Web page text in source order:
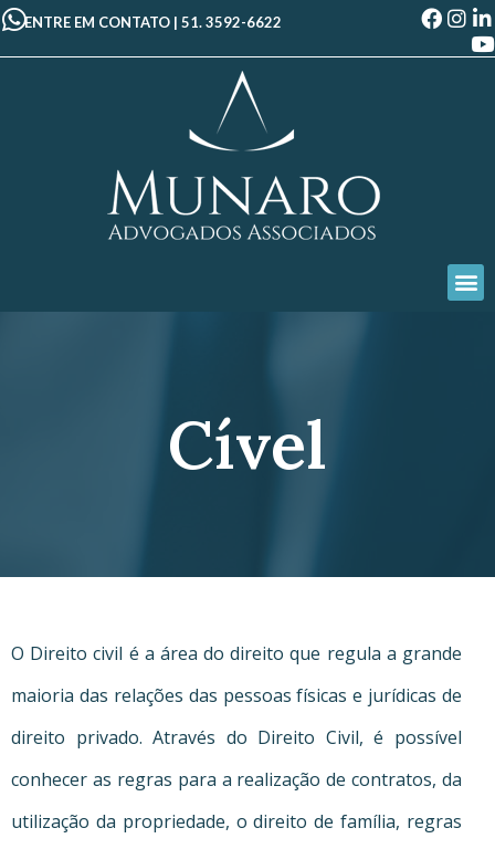
ENTRE EM CONTATO | 51. 3592-6622
Cível
O Direito civil é a área do direito que regula a grande
maioria das relações das pessoas físicas e jurídicas de
direito privado. Através do Direito Civil, é possível
conhecer as regras para a realização de contratos, da
utilização da propriedade, o direito de família, regras